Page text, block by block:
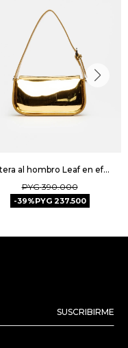
Cartera al hombro Leaf en efecto cuero charol - Metalizado
PYG 390.000
39 PYG 237.500
SUSCRIBIRME